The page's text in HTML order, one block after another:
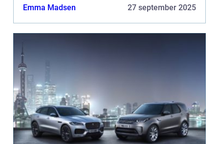
Bannerannoncering er blot én af mulighederne. Vil
Emma Madsen 27 september 2025